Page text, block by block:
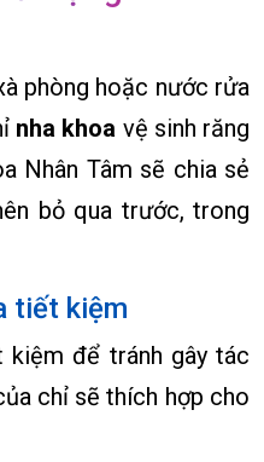
phòng hoặc nước rửa
nha khoa vệ sinh răng
Nhân Tâm sẽ chia sẻ
bỏ qua trước, trong
tiết kiệm
kiệm để tránh gây tác
chỉ sẽ thích hợp cho